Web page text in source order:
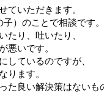
ていただきます。
）のことで相談です。
たり、吐いたり、
悪いです。
しているのですが、
ります。
た良い解決策はないも